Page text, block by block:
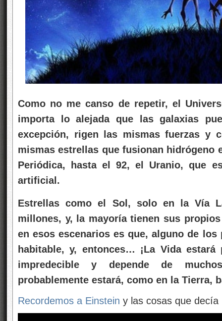
Como no me canso de repetir, el
importa lo alejada que las galaxias
excepción, rigen las mismas fuerzas y
mismas estrellas que fusionan hidrógeno
Periódica, hasta el 92, el Uranio, que
artificial.
Estrellas como el Sol, solo en la Vía
millones, y, la mayoría tienen sus
en esos escenarios es que, alguno de
habitable, y, entonces… ¡La Vida
impredecible y depende de
probablemente estará, como en la Tierra,
Recordemos a Einstein y las cosas que decía